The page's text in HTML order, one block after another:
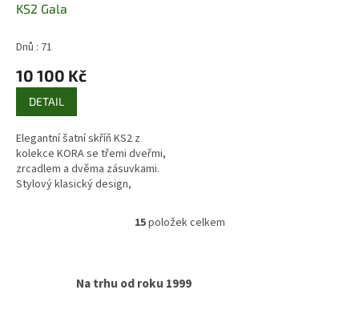
KS2 Gala
Dnů : 71
10 100 Kč
DETAIL
Elegantní šatní skříň KS2 z
kolekce KORA se třemi dveřmi,
zrcadlem a dvěma zásuvkami.
Stylový klasický design,
O
d
15položek celkem
Na trhu od roku 1999